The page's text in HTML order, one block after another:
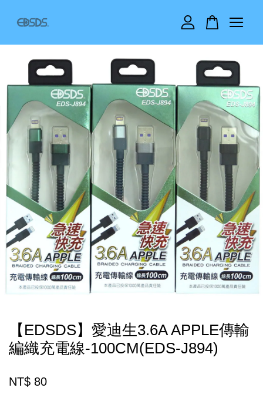
【EDSDS】愛迪生3.6A APPLE傳輸
編織充電線-100CM(EDS-J894)
NT$ 80
您的購物車目前還是空的。
繼續購物